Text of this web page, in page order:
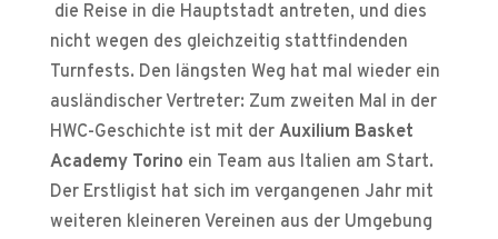
die Reise in die Hauptstadt antreten, und dies
nicht wegen des gleichzeitig stattfindenden
Turnfests. Den längsten Weg hat mal wieder ein
ausländischer Vertreter: Zum zweiten Mal in der
HWC-Geschichte ist mit der Auxilium Basket
Academy Torino ein Team aus Italien am Start.
Der Erstligist hat sich im vergangenen Jahr mit
weiteren kleineren Vereinen aus der Umgebung